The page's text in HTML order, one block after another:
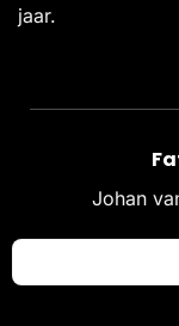
jaar.
Johan